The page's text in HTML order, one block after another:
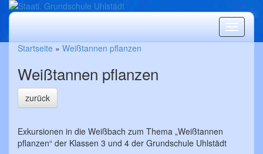
Startseite » Weißtannen pflanzen
Weißtannen pflanzen
zurück
Exkursionen in die Weißbach zum Thema „Weißtannen
pflanzen“ der Klassen 3 und 4 der Grundschule Uhlstädt